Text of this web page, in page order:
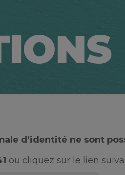
d’identité ne sont
ou cliquez sur le lien